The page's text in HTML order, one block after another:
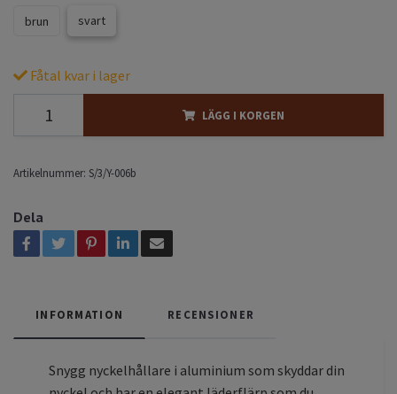
brun svart
Fåtal kvar i lager
LÄGG I KORGEN
Artikelnummer: S/3/Y-006b
Dela
INFORMATION RECENSIONER
Snygg nyckelhållare i aluminium som skyddar din